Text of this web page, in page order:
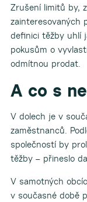
Zrušení limitů by,
zainteresovaných
definici těžby uhlí
pokusům o
odmítnou prodat.
A co s
V dolech je v
zaměstnanců.
společností by
těžby – přineslo
V samotných
v současné době